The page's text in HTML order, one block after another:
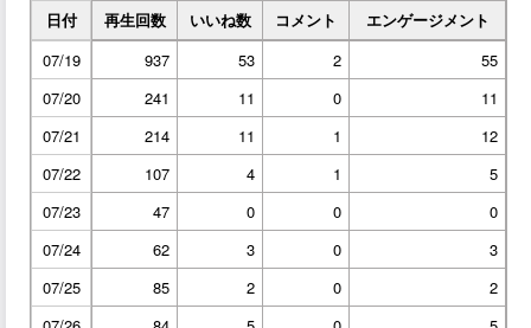
日付
再生回数 いいね数 コメント
エンゲージメント
07/19
937 53 2
55
07/20
241 11 0
11
07/21
214 11 1
12
07/22
107 4 1
5
07/23
47 0 0
0
07/24
62 3 0
3
07/25
85 2 0
2